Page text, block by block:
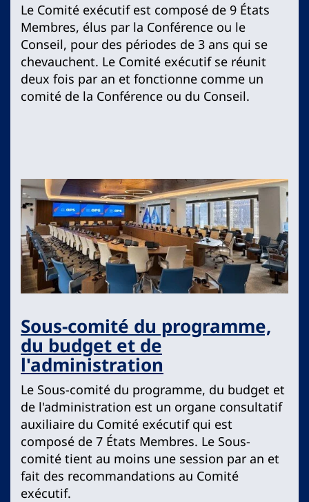
Le Comité exécutif est composé de 9 États
Membres, élus par la Conférence ou le
Conseil, pour des périodes de 3 ans qui se
chevauchent. Le Comité exécutif se réunit
deux fois par an et fonctionne comme un
comité de la Conférence ou du Conseil.
Sous-comité du programme,
du budget et de
l'administration
Le Sous-comité du programme, du budget et
de l'administration est un organe consultatif
auxiliaire du Comité exécutif qui est
composé de 7 États Membres. Le Sous-
comité tient au moins une session par an et
fait des recommandations au Comité
exécutif.